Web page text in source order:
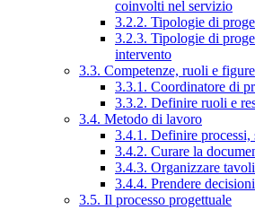
coinvolti nel servizio
3.2.2. Tipologie di
3.2.3. Tipologie di
intervento
3.3. Competenze, ruoli e
3.3.1. Coordinatore di
3.3.2. Definire ruoli e
3.4. Metodo di lavoro
3.4.1. Definire processi,
3.4.2. Curare la
3.4.3. Organizzare
3.4.4. Prendere decisioni
3.5. Il processo progettuale